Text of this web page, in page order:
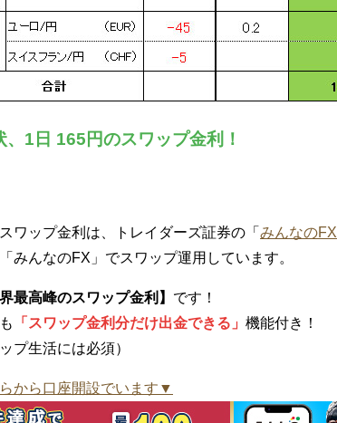
1日 165円のスワップ金利！
ワップ金利は、トレイダーズ証券の「 みんなのFX
みんなのFX」でスワップ運用しています。
界最高峰のスワップ金利】 です！
「スワップ金利分だけ出金できる」 機能付き！
プ生活には必須）
から口座開設でいます▼